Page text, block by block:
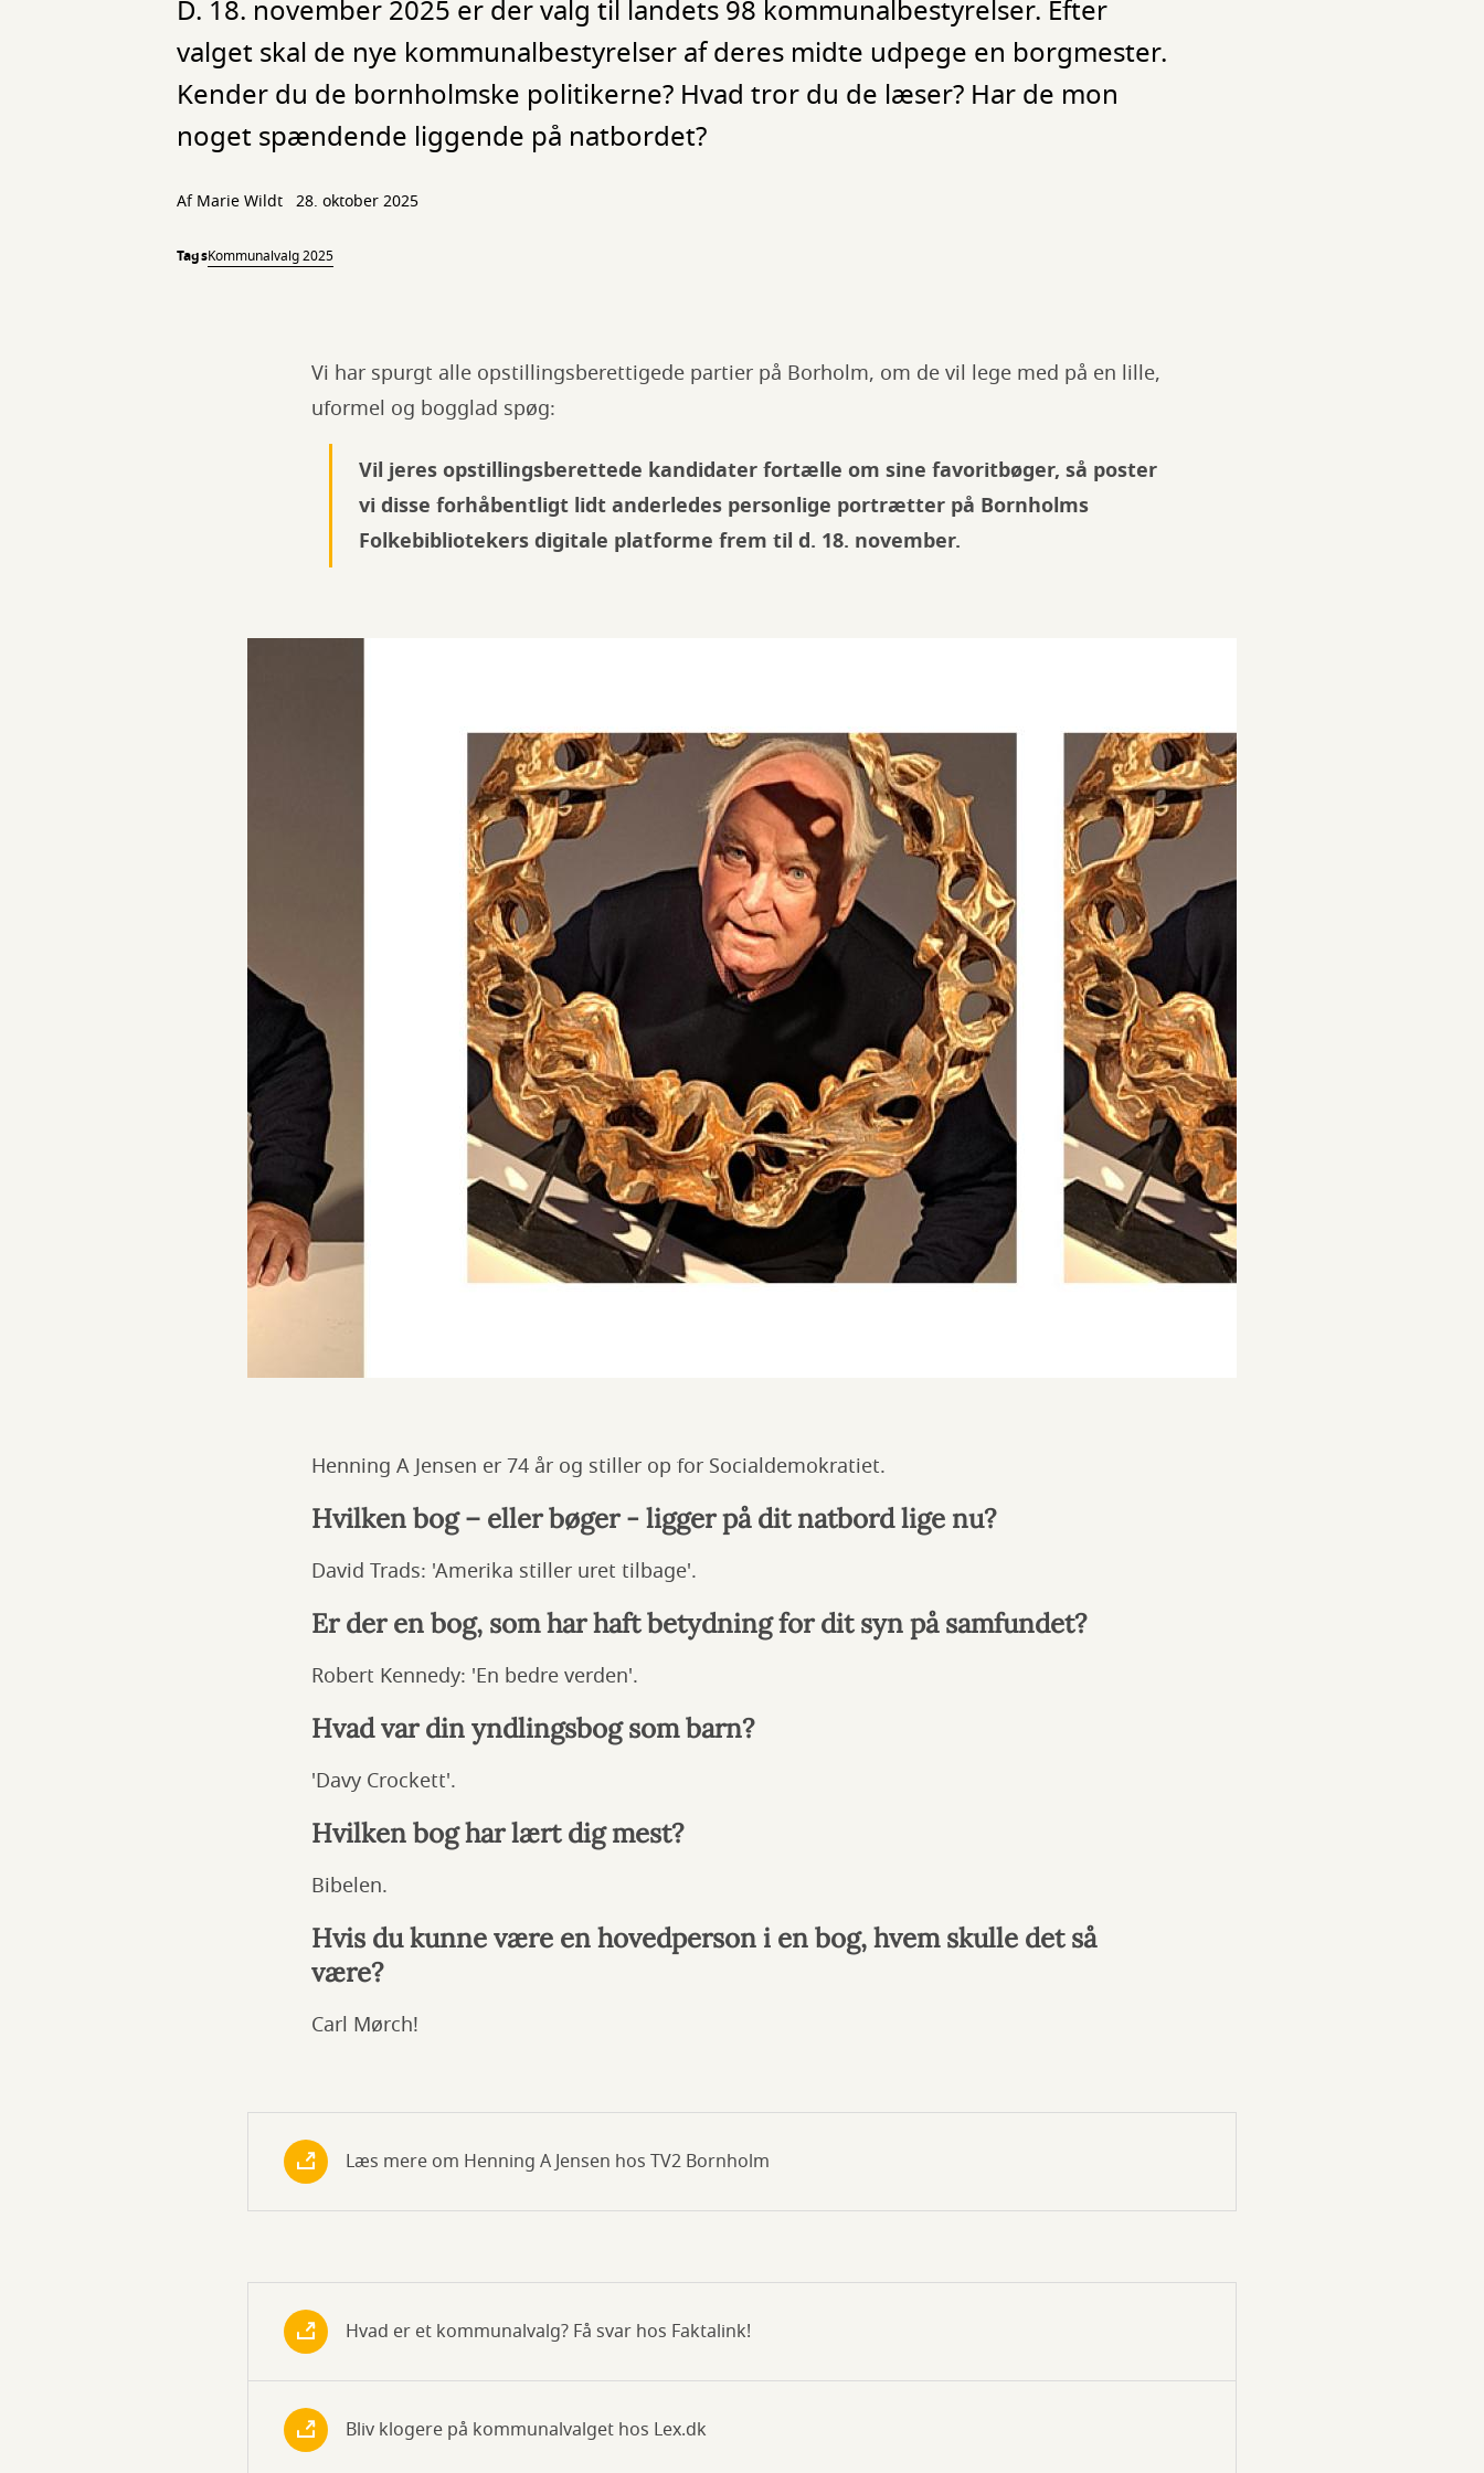
D. 18. november 2025 er der valg til landets 98 kommunalbestyrelser. Efter
valget skal de nye kommunalbestyrelser af deres midte udpege en borgmester.
Kender du de bornholmske politikerne? Hvad tror du de læser? Har de mon
noget spændende liggende på natbordet?
AfMarie Wildt 28. oktober 2025
TagsKommunalvalg 2025
Vi har spurgt alle opstillingsberettigede partier på Borholm, om de vil lege med på en lille,
uformel og bogglad spøg:
Vil jeres opstillingsberettede kandidater fortælle om sine favoritbøger, så poster
vi disse forhåbentligt lidt anderledes personlige portrætter på Bornholms
Folkebibliotekers digitale platforme frem til d. 18. november.
Henning A Jensen er 74 år og stiller op for Socialdemokratiet.
Hvilken bog – eller bøger - ligger på dit natbord lige nu?
David Trads: 'Amerika stiller uret tilbage'.
Er der en bog, som har haft betydning for dit syn på samfundet?
Robert Kennedy: 'En bedre verden'.
Hvad var din yndlingsbog som barn?
'Davy Crockett'.
Hvilken bog har lært dig mest?
Bibelen.
Hvis du kunne være en hovedperson i en bog, hvem skulle det så
være?
Carl Mørch!
Læs mere om Henning A Jensen hos TV2 Bornholm
Hvad er et kommunalvalg? Få svar hos Faktalink!
Bliv klogere på kommunalvalget hos Lex.dk